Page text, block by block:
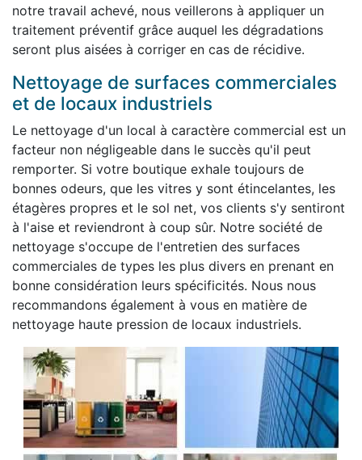
notre travail achevé, nous veillerons à appliquer un
traitement préventif grâce auquel les dégradations
seront plus aisées à corriger en cas de récidive.
Nettoyage de surfaces commerciales
et de locaux industriels
Le nettoyage d'un local à caractère commercial est un
facteur non négligeable dans le succès qu'il peut
remporter. Si votre boutique exhale toujours de
bonnes odeurs, que les vitres y sont étincelantes, les
étagères propres et le sol net, vos clients s'y sentiront
à l'aise et reviendront à coup sûr. Notre société de
nettoyage s'occupe de l'entretien des surfaces
commerciales de types les plus divers en prenant en
bonne considération leurs spécificités. Nous nous
recommandons également à vous en matière de
nettoyage haute pression de locaux industriels.